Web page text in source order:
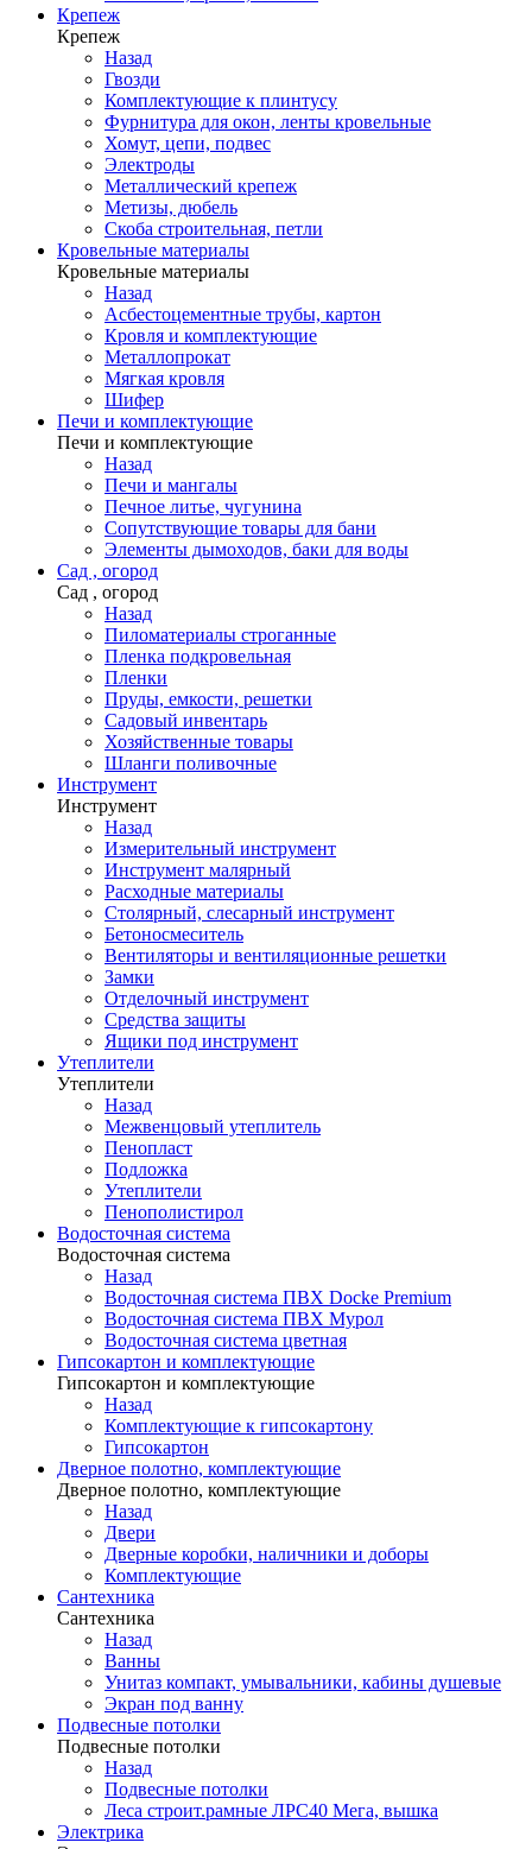
Крепеж
Крепеж
Назад
Гвозди
Комплектующие к плинтусу
Фурнитура для окон, ленты кровельные
Хомут, цепи, подвес
Электроды
Металлический крепеж
Метизы, дюбель
Скоба строительная, петли
Кровельные материалы
Кровельные материалы
Назад
Асбестоцементные трубы, картон
Кровля и комплектующие
Металлопрокат
Мягкая кровля
Шифер
Печи и комплектующие
Печи и комплектующие
Назад
Печи и мангалы
Печное литье, чугунина
Сопутствующие товары для бани
Элементы дымоходов, баки для воды
Сад , огород
Сад , огород
Назад
Пиломатериалы строганные
Пленка подкровельная
Пленки
Пруды, емкости, решетки
Садовый инвентарь
Хозяйственные товары
Шланги поливочные
Инструмент
Инструмент
Назад
Измерительный инструмент
Инструмент малярный
Расходные материалы
Столярный, слесарный инструмент
Бетоносмеситель
Вентиляторы и вентиляционные решетки
Замки
Отделочный инструмент
Средства защиты
Ящики под инструмент
Утеплители
Утеплители
Назад
Межвенцовый утеплитель
Пенопласт
Подложка
Утеплители
Пенополистирол
Водосточная система
Водосточная система
Назад
Водосточная система ПВХ Docke Premium
Водосточная система ПВХ Мурол
Водосточная система цветная
Гипсокартон и комплектующие
Гипсокартон и комплектующие
Назад
Комплектующие к гипсокартону
Гипсокартон
Дверное полотно, комплектующие
Дверное полотно, комплектующие
Назад
Двери
Дверные коробки, наличники и доборы
Комплектующие
Сантехника
Сантехника
Назад
Ванны
Унитаз компакт, умывальники, кабины душевые
Экран под ванну
Подвесные потолки
Подвесные потолки
Назад
Подвесные потолки
Леса строит.рамные ЛРС40 Мега, вышка
Электрика